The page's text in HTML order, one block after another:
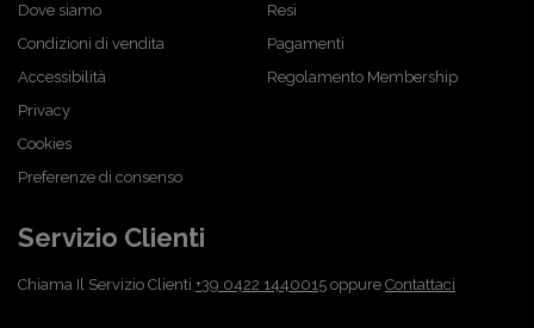
Dove siamo
Condizioni di vendita
Accessibilità
Privacy
Cookies
Preferenze di consenso
Resi
Pagamenti
Regolamento Membership
Servizio Clienti
Chiama Il Servizio Clienti +39 0422 1440015 oppure Contattaci